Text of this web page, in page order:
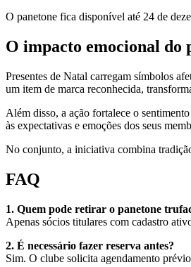
O panetone fica disponível até 24 de
O impacto emocional do
Presentes de Natal carregam símbolos
um item de marca reconhecida,
Além disso, a ação fortalece o
às expectativas e emoções dos seus
No conjunto, a iniciativa combina
FAQ
1. Quem pode retirar o panetone
Apenas sócios titulares com cadastro
2. É necessário fazer reserva antes?
Sim. O clube solicita agendamento